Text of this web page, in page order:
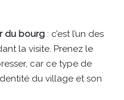
du bourg : c’est l’un des
la visite. Prenez le
car ce type de
du village et son